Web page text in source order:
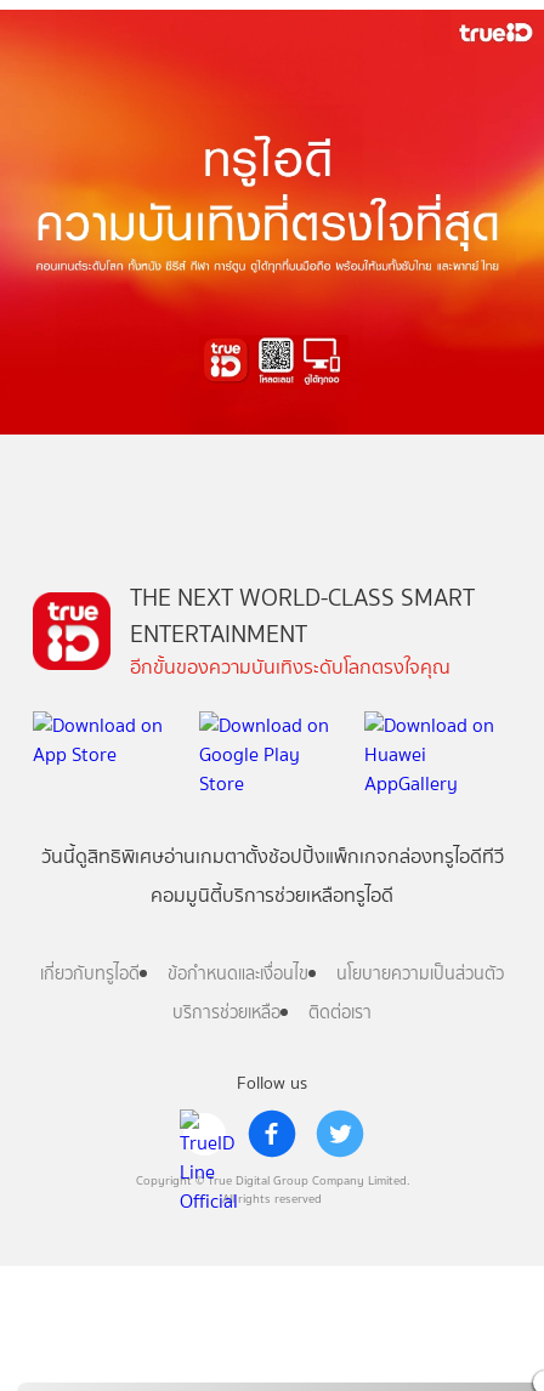
Follow us
Copyright © True Digital Group Company Limited.
All rights reserved
THE NEXT WORLD-CLASS SMART
ENTERTAINMENT
อีกขั้นของความบันเทิงระดับโลกตรงใจคุณ
วันนี้ดูสิทธิพิเศษอ่านเกมตาตั้งช้อปปิ้งแพ็กเกจกล่องทรูไอดีทีวี
คอมมูนิตี้บริการช่วยเหลือทรูไอดี
เกี่ยวกับทรูไอดี ข้อกำหนดและเงื่อนไข
นโยบายความเป็นส่วนตัว
บริการช่วยเหลือ
ติดต่อเรา